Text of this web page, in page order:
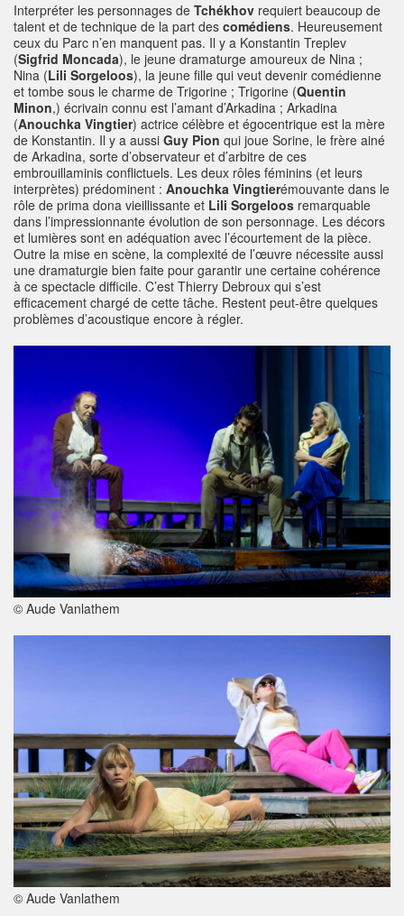
Interpréter les personnages de Tchékhov requiert beaucoup de
talent et de technique de la part des comédiens. Heureusement
ceux du Parc n’en manquent pas. Il y a Konstantin Treplev
(Sigfrid Moncada), le jeune dramaturge amoureux de Nina ;
Nina (Lili Sorgeloos), la jeune fille qui veut devenir comédienne
et tombe sous le charme de Trigorine ; Trigorine (Quentin
Minon,) écrivain connu est l’amant d’Arkadina ; Arkadina
(Anouchka Vingtier) actrice célèbre et égocentrique est la mère
de Konstantin. Il y a aussi Guy Pion qui joue Sorine, le frère ainé
de Arkadina, sorte d’observateur et d’arbitre de ces
embrouillaminis conflictuels. Les deux rôles féminins (et leurs
interprètes) prédominent : Anouchka Vingtierémouvante dans le
rôle de prima dona vieillissante et Lili Sorgeloos remarquable
dans l’impressionnante évolution de son personnage. Les décors
et lumières sont en adéquation avec l’écourtement de la pièce.
Outre la mise en scène, la complexité de l’œuvre nécessite aussi
une dramaturgie bien faite pour garantir une certaine cohérence
à ce spectacle difficile. C’est Thierry Debroux qui s’est
efficacement chargé de cette tâche. Restent peut-être quelques
problèmes d’acoustique encore à régler.
© Aude Vanlathem
© Aude Vanlathem